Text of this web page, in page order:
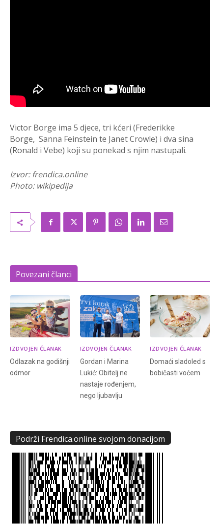
Victor Borge ima 5 djece, tri kćeri (Frederikke
Borge, Sanna Feinstein te Janet Crowle) i dva sina
(Ronald i Vebe) koji su ponekad s njim nastupali.
Izvor: frendica.online
Photo: wikipedija
Povezani članci
IZDVOJEN ČLANAK
Odlazak na godišnji
odmor
IZDVOJEN ČLANAK
Gordan i Marina
Lukić: Obitelj ne
nastaje rođenjem,
nego ljubavlju
IZDVOJEN ČLANAK
Domaći sladoled s
bobičasti voćem
Podrži Frendica.online svojom donacijom